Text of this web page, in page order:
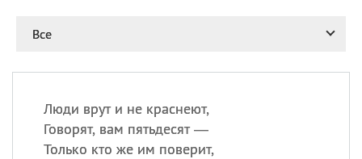
Все
Люди врут и не краснеют,
Говорят, вам пятьдесят —
Только кто же им поверит,
день
рисового пудинга
09.08 День Дымняшки
(Smokey Bear Day)